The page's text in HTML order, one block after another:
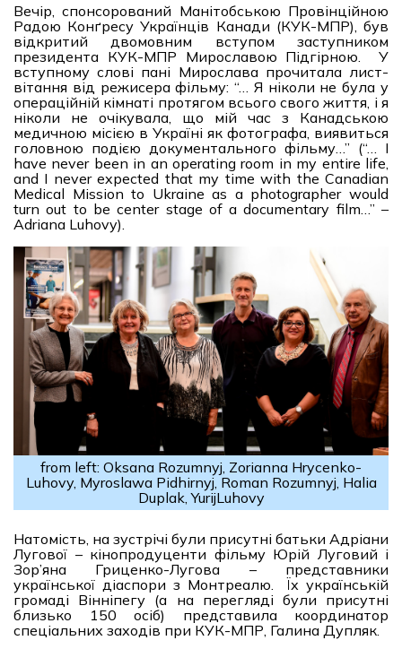
Вечір, спонсорований Манітобською Провінційною
Радою Конґресу Українців Канади (КУК-МПР), був
відкритий двомовним вступом заступником
президента КУК-МПР Мирославою Підгірною. У
вступному слові пані Мирослава прочитала лист-
вітання від режисера фільму: “… Я ніколи не була у
операційній кімнаті протягом всього свого життя, і я
ніколи не очікувала, що мій час з Канадською
медичною місією в Україні як фотографа, виявиться
головною подією документального фільму…” (“… I
have never been in an operating room in my entire life,
and I never expected that my time with the Canadian
Medical Mission to Ukraine as a photographer would
turn out to be center stage of a documentary film…” –
Adriana Luhovy).
from left: Oksana Rozumnyj, Zorianna Hrycenko-
Luhovy, Myroslawa Pidhirnyj, Roman Rozumnyj, Halia
Duplak, YurijLuhovy
Натомість, на зустрічі були присутні батьки Адріани
Лугової – кінопродуценти фільму Юрій Луговий і
Зор’яна Гриценко-Лугова – представники
української діаспори з Монтреалю. Їх українській
громаді Вінніпегу (а на перегляді були присутні
близько 150 осіб) представила координатор
спеціальних заходів при КУК-МПР, Галина Дупляк.